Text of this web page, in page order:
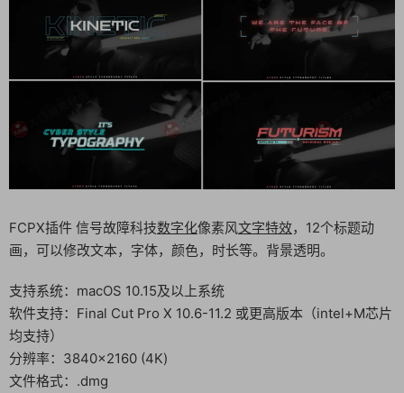
FCPX插件 信号故障科技数字化像素风文字特效，12个标题动
画，可以修改文本，字体，颜色，时长等。背景透明。
支持系统：macOS 10.15及以上系统
软件支持：Final Cut Pro X 10.6-11.2 或更高版本（intel+M芯片
均支持）
分辨率：3840×2160 (4K)
文件格式：.dmg